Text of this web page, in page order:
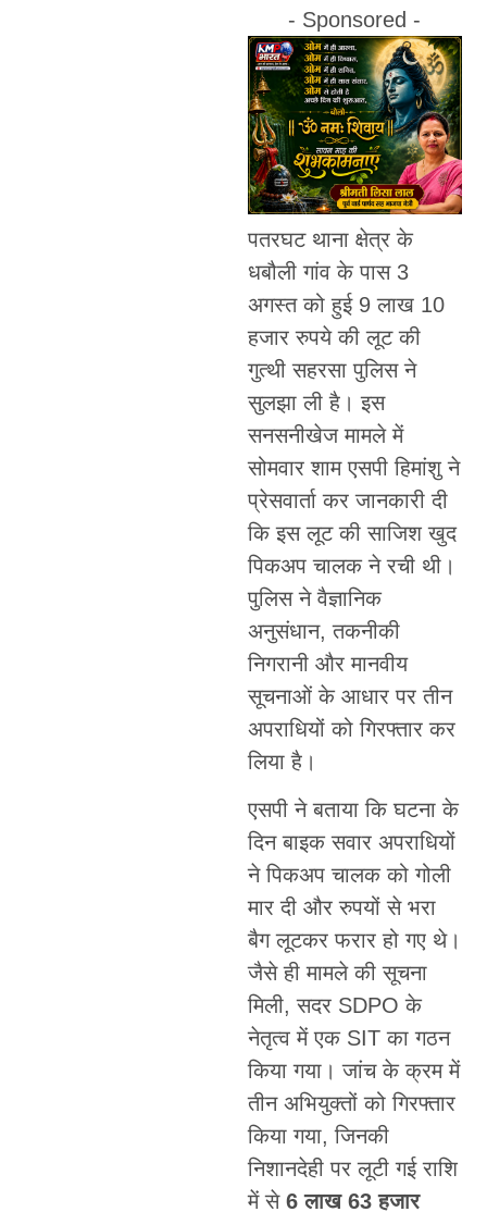
- Sponsored -
पतरघट थाना क्षेत्र के
धबौली गांव के पास 3
अगस्त को हुई 9 लाख 10
हजार रुपये की लूट की
गुत्थी सहरसा पुलिस ने
सुलझा ली है। इस
सनसनीखेज मामले में
सोमवार शाम एसपी हिमांशु ने
प्रेसवार्ता कर जानकारी दी
कि इस लूट की साजिश खुद
पिकअप चालक ने रची थी।
पुलिस ने वैज्ञानिक
अनुसंधान, तकनीकी
निगरानी और मानवीय
सूचनाओं के आधार पर तीन
अपराधियों को गिरफ्तार कर
लिया है।
एसपी ने बताया कि घटना के
दिन बाइक सवार अपराधियों
ने पिकअप चालक को गोली
मार दी और रुपयों से भरा
बैग लूटकर फरार हो गए थे।
जैसे ही मामले की सूचना
मिली, सदर SDPO के
नेतृत्व में एक SIT का गठन
किया गया। जांच के क्रम में
तीन अभियुक्तों को गिरफ्तार
किया गया, जिनकी
निशानदेही पर लूटी गई राशि
में से 6 लाख 63 हजार